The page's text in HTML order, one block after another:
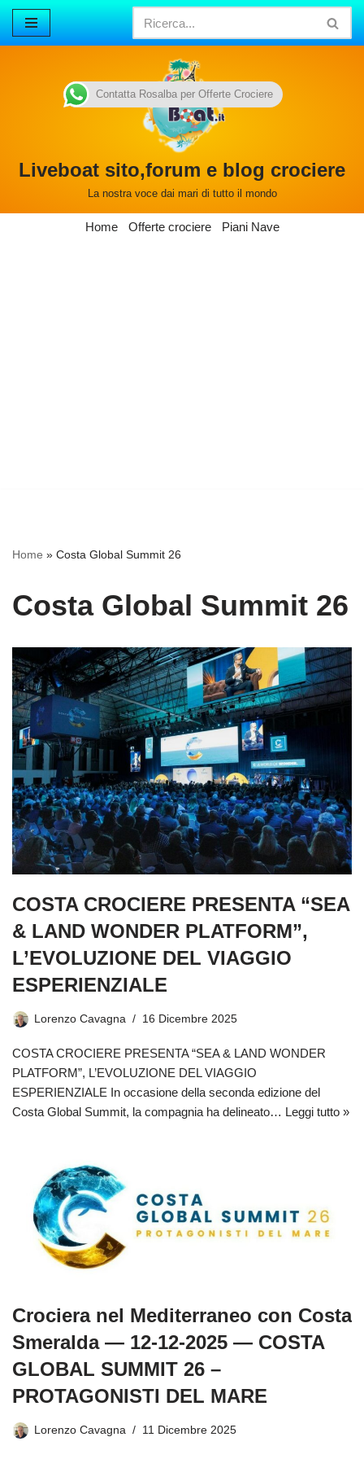
Vai
Liveboat sito,forum e blog crociere
La nostra voce dai mari di tutto il mondo
Home Offerte crociere Piani Nave
Home » Costa Global Summit 26
Costa Global Summit 26
COSTA CROCIERE PRESENTA “SEA
& LAND WONDER PLATFORM”,
L’EVOLUZIONE DEL VIAGGIO
ESPERIENZIALE
Lorenzo Cavagna 16 Dicembre 2025
COSTA CROCIERE PRESENTA “SEA & LAND WONDER
PLATFORM”, L’EVOLUZIONE DEL VIAGGIO
ESPERIENZIALE In occasione della seconda edizione del
Costa Global Summit, la compagnia ha delineato… Leggi tutto »
Crociera nel Mediterraneo con Costa
Smeralda — 12-12-2025 — COSTA
GLOBAL SUMMIT 26 –
PROTAGONISTI DEL MARE
Lorenzo Cavagna 11 Dicembre 2025
Contatta Rosalba per Offerte Crociere